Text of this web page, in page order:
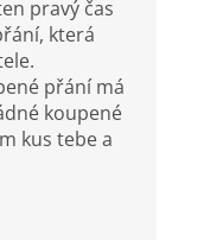
pravý čas
která
přání má
koupené
kus tebe a